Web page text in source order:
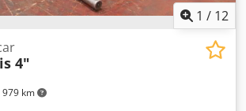
1 / 12
979 km
4"